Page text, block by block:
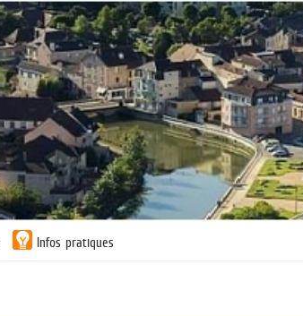
Infos pratiques